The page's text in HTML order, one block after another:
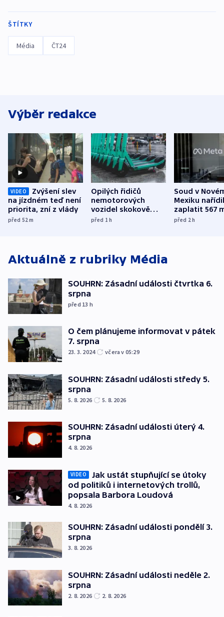
ŠTÍTKY
Média ČT24
Výběr redakce
VIDEO
Zvýšení slev
na jízdném teď není
priorita, zní z vlády
před 52m
Opilých řidičů
nemotorových
vozidel skokově
přibylo, nejvíc ve
před 1h
Soud v
Mexiku
zaplatit 567
dolarů kvůli
před 2h
Aktuálně z rubriky Média
SOUHRN: Zásadní události čtvrtka 6.
srpna
před 13 h
O čem plánujeme informovat v pátek
7. srpna
23. 3. 2024 včera v 05:29
SOUHRN: Zásadní události středy 5.
srpna
5. 8. 2026 5. 8. 2026
SOUHRN: Zásadní události úterý 4.
srpna
4. 8. 2026
VIDEO
Jak ustát stupňující se útoky
od politiků i internetových trollů,
popsala Barbora Loudová
4. 8. 2026
SOUHRN: Zásadní události pondělí 3.
srpna
3. 8. 2026
SOUHRN: Zásadní události neděle 2.
srpna
2. 8. 2026 2. 8. 2026